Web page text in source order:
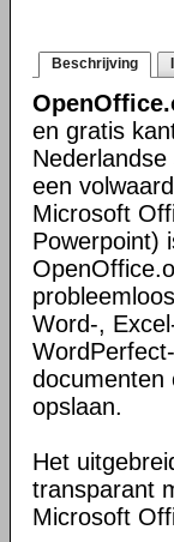
Beschrijving
en gratis
een
Microsoft
Powerpoint)
Word-,
documenten
opslaan.
Het
transparant
Microsoft